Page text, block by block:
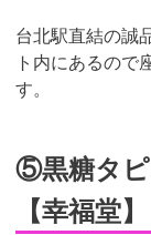
台北駅直結の誠
ト内にあるので
す。
⑤黒糖タピ
【幸福堂】